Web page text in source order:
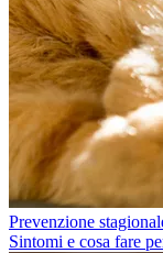
Prevenzione
Sintomi e cosa fare